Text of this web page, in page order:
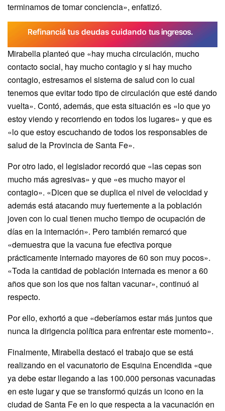
terminamos de tomar conciencia», enfatizó.
Mirabella planteó que «hay mucha circulación, mucho
contacto social, hay mucho contagio y si hay mucho
contagio, estresamos el sistema de salud con lo cual
tenemos que evitar todo tipo de circulación que esté dando
vuelta». Contó, además, que esta situación es «lo que yo
estoy viendo y recorriendo en todos los lugares» y que es
«lo que estoy escuchando de todos los responsables de
salud de la Provincia de Santa Fe».
Por otro lado, el legislador recordó que «las cepas son
mucho más agresivas» y que «es mucho mayor el
contagio». «Dicen que se duplica el nivel de velocidad y
además está atacando muy fuertemente a la población
joven con lo cual tienen mucho tiempo de ocupación de
días en la internación». Pero también remarcó que
«demuestra que la vacuna fue efectiva porque
prácticamente internado mayores de 60 son muy pocos».
«Toda la cantidad de población internada es menor a 60
años que son los que nos faltan vacunar», continuó al
respecto.
Por ello, exhortó a que «deberíamos estar más juntos que
nunca la dirigencia política para enfrentar este momento».
Finalmente, Mirabella destacó el trabajo que se está
realizando en el vacunatorio de Esquina Encendida «que
ya debe estar llegando a las 100.000 personas vacunadas
en este lugar y que se transformó quizás un icono en la
ciudad de Santa Fe en lo que respecta a la vacunación en